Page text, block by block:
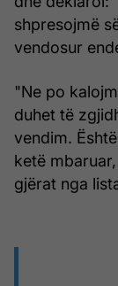
shpresojmë
vendosur
"Ne po
duhet të
vendim.
ketë
gjërat nga